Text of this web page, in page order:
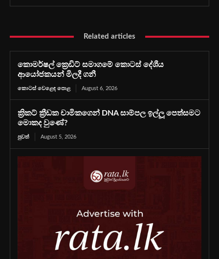
Related articles
කොමර්ෂල් ක්‍රෙඩිට් සමාගමේ කොටස් දේශීය
ආයෝජකයන් මිලදී ගනී
කොටස් වෙළෙඳ පොළ August 6, 2026
ක්‍රිකට් ක්‍රීඩක චාමිකගෙන් DNA සාම්පල ඉල්ලූ පෙත්සමට
මොකද වුණේ?
පුවත් August 5, 2026